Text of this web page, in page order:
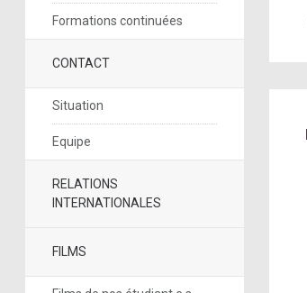
Formations continuées
CONTACT
Situation
Equipe
RELATIONS
INTERNATIONALES
FILMS